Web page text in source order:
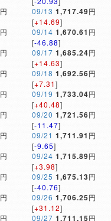
円
円
円
円
円
円
円
円
円
円
円
09/13 1,717.49円
[+14.69]
09/14 1,670.61 円
[-46.88]
09/17 1,685.24円
[+14.63]
09/18 1,692.56円
[+7.31]
09/19 1,733.04円
[+40.48]
09/20 1,721.56円
[-11.47]
09/21 1,711.91 円
[-9.65]
09/24 1,715.89円
[+3.98]
09/25 1,675.13円
[-40.76]
09/26 1,706.25円
[+31.12]
09/27 1,711.15円